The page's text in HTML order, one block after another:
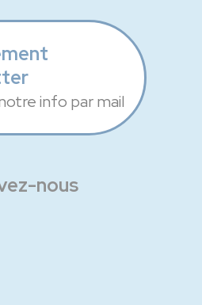
info par mail
nous